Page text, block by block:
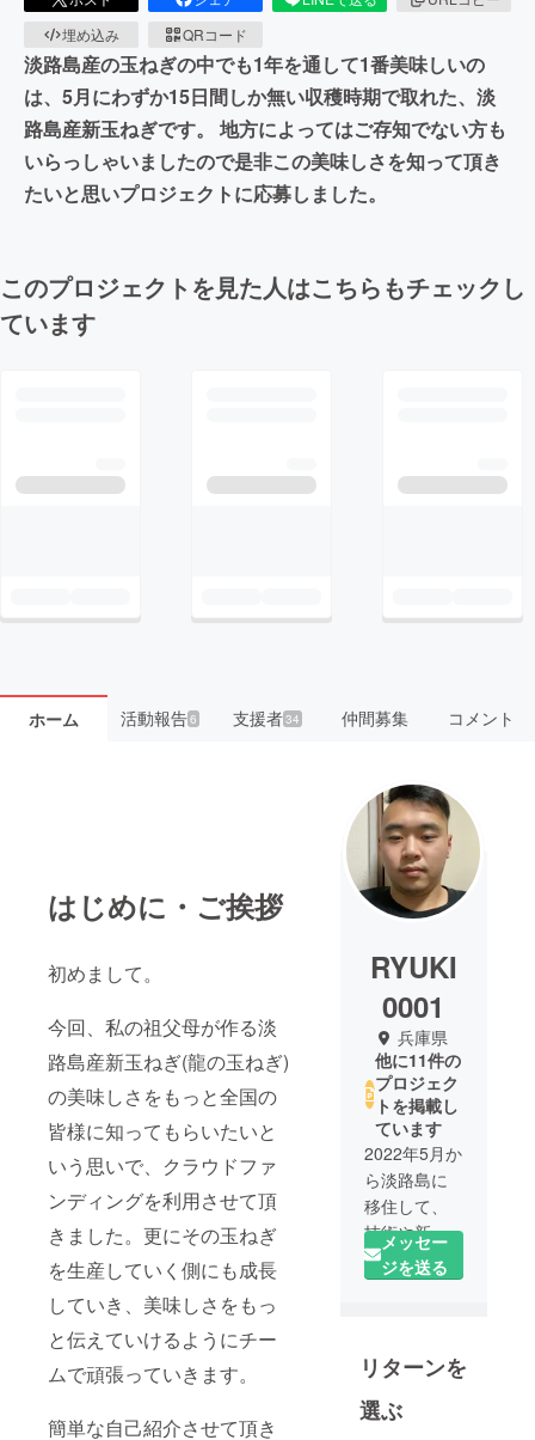
埋め込み
QRコード
淡路島産の玉ねぎの中でも1年を通して1番美味しいの
は、5月にわずか15日間しか無い収穫時期で取れた、淡
路島産新玉ねぎです。 地方によってはご存知でない方も
いらっしゃいましたので是非この美味しさを知って頂き
たいと思いプロジェクトに応募しました。
このプロジェクトを見た人はこちらもチェックし
ています
ホーム 活動報告6 支援者34 仲間募集 コメント
はじめに・ご挨拶
初めまして。
今回、私の祖父母が作る淡
路島産新玉ねぎ(龍の玉ねぎ)
の美味しさをもっと全国の
皆様に知ってもらいたいと
いう思いで、クラウドファ
ンディングを利用させて頂
きました。更にその玉ねぎ
を生産していく側にも成長
していき、美味しさをもっ
と伝えていけるようにチー
ムで頑張っていきます。
簡単な自己紹介させて頂き
RYUKI
0001
兵庫県
他に11件の
プロジェク
トを掲載し
ています
2022年5月か
ら淡路島に
移住して、
技術や新し
い事を少し
ずつ前に進
メッセー
ジを送る
リターンを
選ぶ